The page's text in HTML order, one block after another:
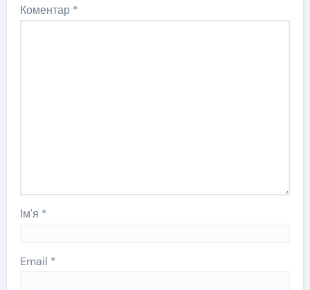
Коментар *
Ім'я *
Email *